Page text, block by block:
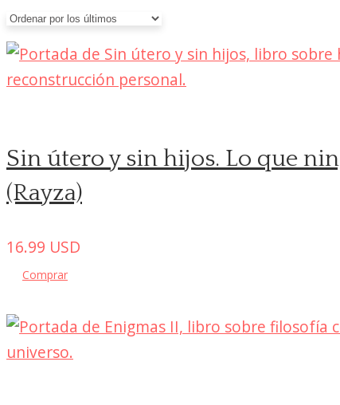
últimos
Sin útero y sin hijos. Lo que
(Rayza)
16.99 USD
Comprar